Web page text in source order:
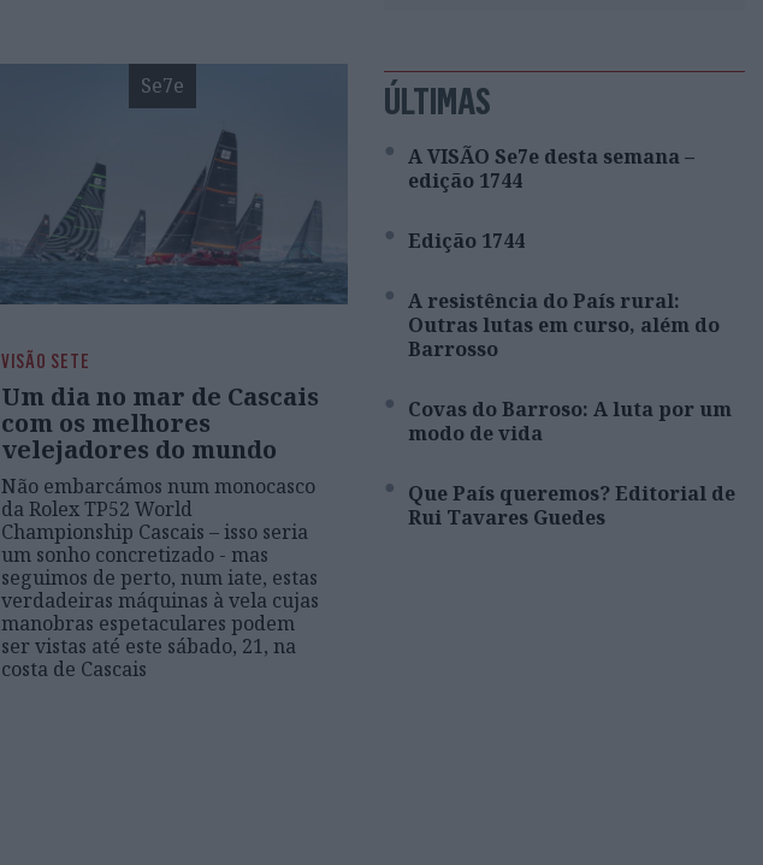
Se7e
VISÃO SETE
Um dia no mar de Cascais
com os melhores
velejadores do mundo
Não embarcámos num monocasco
da Rolex TP52 World
Championship Cascais – isso seria
um sonho concretizado - mas
seguimos de perto, num iate, estas
verdadeiras máquinas à vela cujas
manobras espetaculares podem
ser vistas até este sábado, 21, na
costa de Cascais
ÚLTIMAS
A VISÃO Se7e desta semana –
edição 1744
Edição 1744
A resistência do País rural:
Outras lutas em curso, além do
Barrosso
Covas do Barroso: A luta por um
modo de vida
Que País queremos? Editorial de
Rui Tavares Guedes